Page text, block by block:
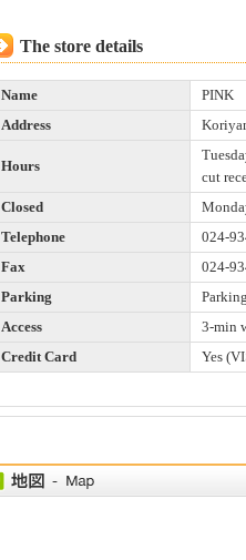
The store details
Name
PINK
Address
Hours
cut
Closed
Telephone
024-
Fax
024-
Parking
Access
3-min
Credit Card
Yes